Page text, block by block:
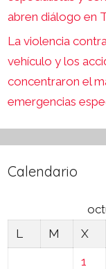
abren diálogo en
La violencia
vehículo y los
concentraron el
emergencias
Calendario
L
M X
1